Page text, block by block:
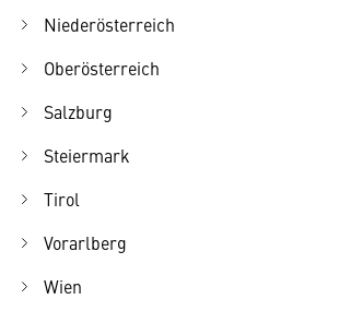
Niederösterreich
Oberösterreich
Salzburg
Steiermark
Tirol
Vorarlberg
Wien